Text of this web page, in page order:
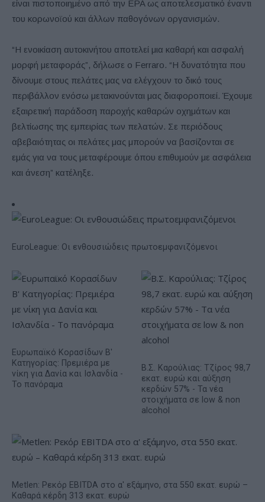
είναι πιστοποιημένο από την EPA ως αποτελεσματικό έναντι
του κορωνοϊού και άλλων παθογόνων οργανισμών.
“Η ενοικίαση αυτοκινήτου αποτελεί μια καθαρή και ασφαλή
μορφή μεταφοράς”, δήλωσε ο Ferraro. “Η δυνατότητα που
δίνουμε στους πελάτες μας να ελέγχουν το δικό τους
περιβάλλον ενόσω μετακινούνται μας διαφοροποιεί. Έχουμε
εξαιρετική παράδοση παροχής καθαρών οχημάτων και
βελτίωσης της εμπειρίας των πελατών. Σε περιόδους
αβεβαιότητας οι πελάτες μας μπορούν να βασίζονται σε
εμάς για να τους μεταφέρουμε όπου επιθυμούν με ασφάλεια
και άνεση” κατέληξε.
EuroLeague: Οι ενθουσιώδεις πρωτοεμφανιζόμενοι
Ευρωπαϊκό Κορασίδων Β'
Κατηγορίας: Πρεμιέρα με
νίκη για Δανία και Ισλανδία -
Το πανόραμα
Β.Σ. Καρούλιας: Τζίρος 98,7
εκατ. ευρώ και αύξηση
κερδών 57% - Τα νέα
στοιχήματα σε low & non
alcohol
Metlen: Ρεκόρ EBITDA στο α' εξάμηνο, στα 550 εκατ. ευρώ –
Καθαρά κέρδη 313 εκατ. ευρώ